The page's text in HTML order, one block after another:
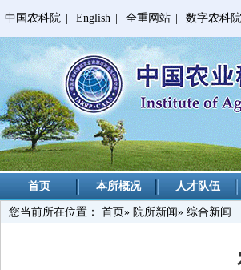
中国农科院 English 全重网站 数字农科院
首页 本所概况 人才队伍
您当前所在位置： 首页» 院所新闻» 综合新闻